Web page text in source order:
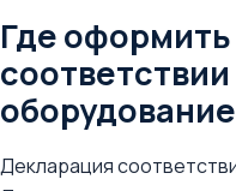
Где
соответствии
оборудование
Декларация